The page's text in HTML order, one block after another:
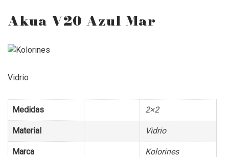
Akua V20 Azul Mar
Vidrio
Medidas 2×2
Material Vidrio
Marca Kolorines